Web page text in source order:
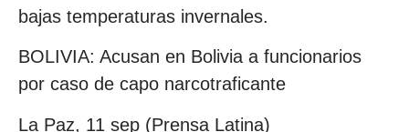
bajas temperaturas invernales.
BOLIVIA: Acusan en Bolivia a funcionarios
por caso de capo narcotraficante
La Paz, 11 sep (Prensa Latina)